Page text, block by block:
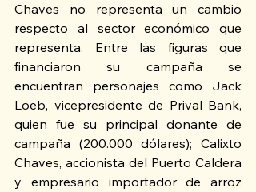
Chaves no representa un cambio
respecto al sector económico que
representa. Entre las figuras que
financiaron su campaña se
encuentran personajes como Jack
Loeb, vicepresidente de Prival Bank,
quien fue su principal donante de
campaña (200.000 dólares); Calixto
Chaves, accionista del Puerto Caldera
y empresario importador de arroz